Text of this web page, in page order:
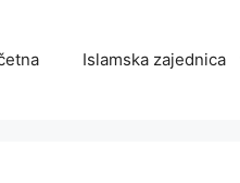
Islamska zajednica